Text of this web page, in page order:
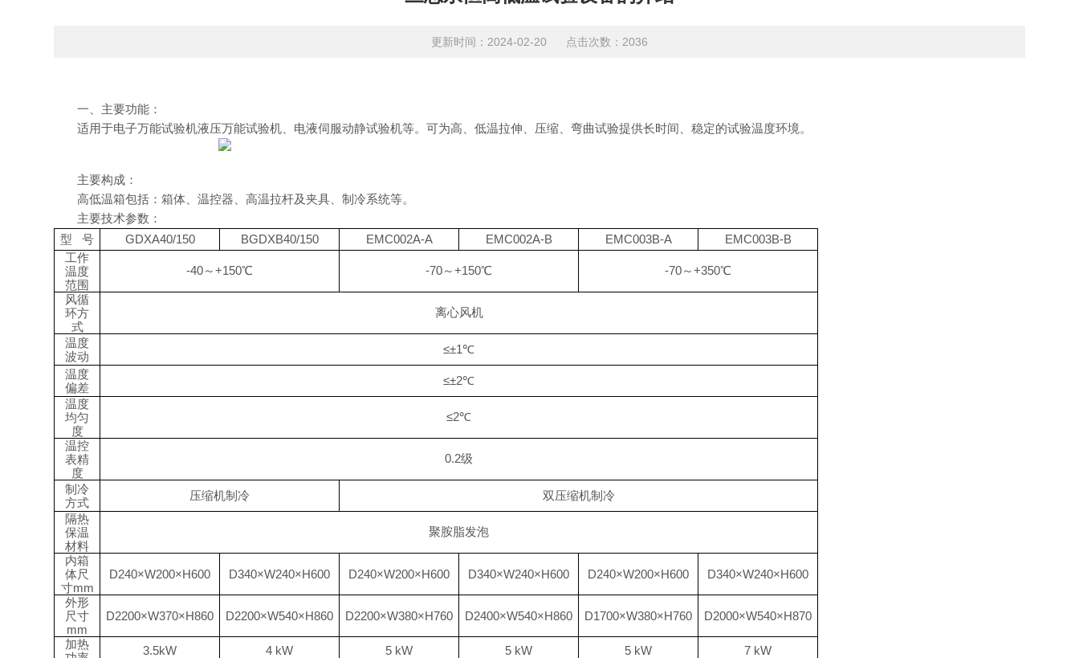
更新时间：2024-02-20 点击次数：2036
一、主要功能：
适用于电子万能试验机液压万能试验机、电液伺服动静试验机等。可为高、低温拉伸、压缩、弯曲试验提供长时间、稳定的试验温度环境。
主要构成：
高低温箱包括：箱体、温控器、高温拉杆及夹具、制冷系统等。
主要技术参数：
型
号 GDXA40/150 BGDXB40/150 EMC002A-A EMC002A-B EMC003B-A
EMC003B-B
工作
温度
范围
-40～+150℃ -70～+150℃ -70～+350℃
风循
环方
式
离心风机
温度
波动
≤±1℃
温度
偏差
≤±2℃
温度
均匀
度
≤2℃
温控
表精
度
0.2级
制冷
方式
压缩机制冷
双压缩机制冷
隔热
保温
材料
聚胺脂发泡
内箱
体尺
寸mm
D240×W200×H600 D340×W240×H600 D240×W200×H600 D340×W240×H600 D240×W200×H600 D340×W240×H600
外形
尺寸
mm
D2200×W370×H860 D2200×W540×H860 D2200×W380×H760 D2400×W540×H860 D1700×W380×H760 D2000×W540×H870
加热
3.5kW 4 kW 5 kW 5 kW 5 kW
7 kW